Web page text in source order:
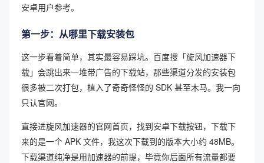
安卓用户参考。
第一步：从哪里下载安装包
这一步看着简单，其实最容易踩坑。百度搜「旋风加速器下
载」会跳出来一堆带广告的下载站，那些渠道分发的安装包
很多被二次打包，植入了奇奇怪怪的 SDK 甚至木马。我一向
只认官网。
直接进旋风加速器的官网首页，找到安卓下载按钮，下载下
来的是一个 APK 文件，我这次下载到的版本大小约 48MB。
下载渠道纯净是用加速器的前提，毕竟你后面所有流量都要